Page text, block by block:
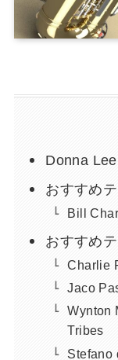
Donna
おすすめ
Bill
おすすめ
Charlie
Jaco
Wynton
Tribes
Stefano